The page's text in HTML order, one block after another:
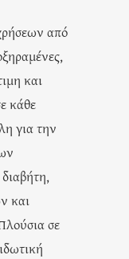
από
και
κάθε
για την
και
σε